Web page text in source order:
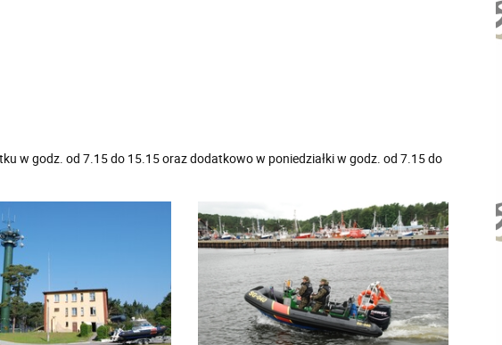
w godz. od 7.15 do 15.15 oraz dodatkowo w poniedziałki w godz. od 7.15 do